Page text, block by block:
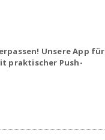
Unsere App für
praktischer Push-